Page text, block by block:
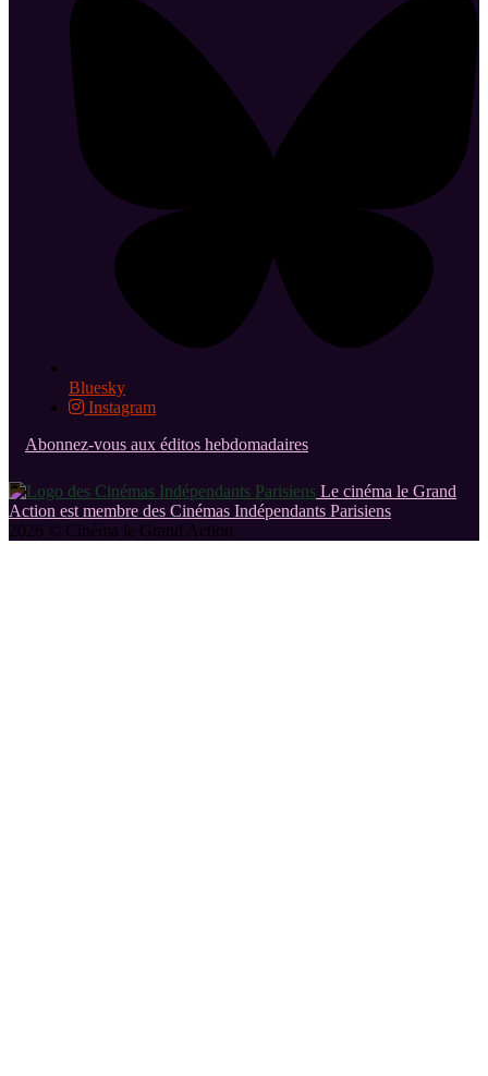
Bluesky
Instagram
Abonnez-vous aux éditos hebdomadaires
Le cinéma le Grand
Action est membre des Cinémas Indépendants Parisiens
2026 © Cinéma le Grand Action